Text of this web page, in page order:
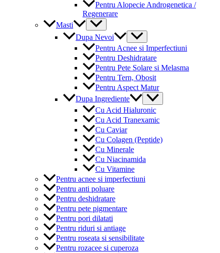
Pentru Alopecie Androgenetica /
Regenerare
Masti
Menu
Toggle
Dupa Nevoi
Menu
Toggle
Pentru Acnee si Imperfectiuni
Pentru Deshidratare
Pentru Pete Solare si Melasma
Pentru Tern, Obosit
Pentru Aspect Matur
Dupa Ingrediente
Menu
Toggle
Cu Acid Hialuronic
Cu Acid Tranexamic
Cu Caviar
Cu Colagen (Peptide)
Cu Minerale
Cu Niacinamida
Cu Vitamine
Pentru acnee si imperfectiuni
Pentru anti poluare
Pentru deshidratare
Pentru pete pigmentare
Pentru pori dilatati
Pentru riduri si antiage
Pentru roseata si sensibilitate
Pentru rozacee si cuperoza